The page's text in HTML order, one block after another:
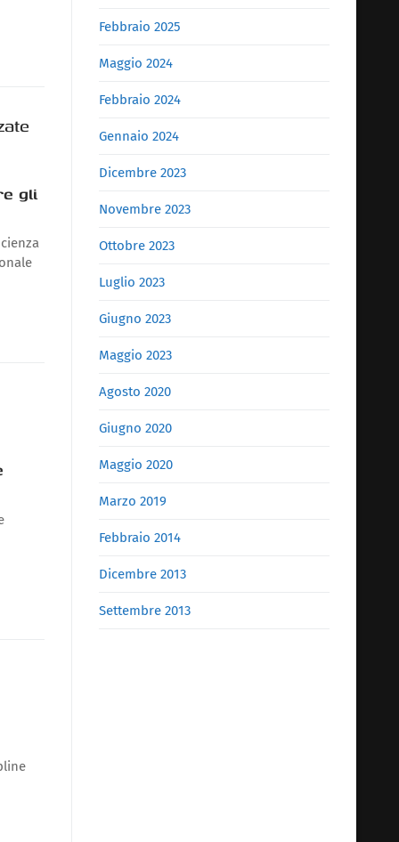
gli
Febbraio 2025
Maggio 2024
Febbraio 2024
Gennaio 2024
Dicembre 2023
Novembre 2023
Ottobre 2023
Luglio 2023
Giugno 2023
Maggio 2023
Agosto 2020
Giugno 2020
Maggio 2020
Marzo 2019
Febbraio 2014
Dicembre 2013
Settembre 2013